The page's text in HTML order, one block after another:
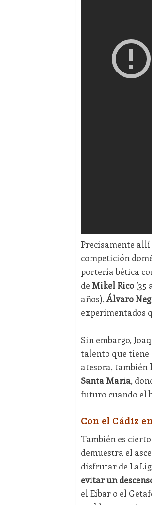
Precisamente allí
competición
portería bética
de Mikel Rico(35
años), Álvaro
experimentados
Sin embargo,
talento que tiene
atesora, también
Santa María,
futuro cuando el
Con el Cádiz
También es
demuestra el
disfrutar de
evitar un
el Eibar o el